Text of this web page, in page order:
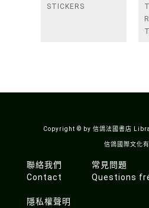
STICKERS
Copyright © by 信鴿法國書店
信鴿國際文化
聯絡我們
Contact
常見問題
Questions
隱私權聲明